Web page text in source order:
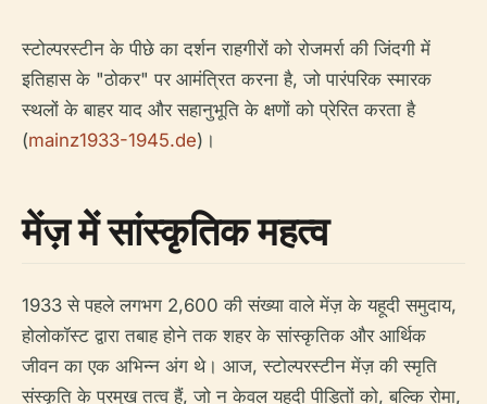
स्टोल्परस्टीन के पीछे का दर्शन राहगीरों को रोजमर्रा की जिंदगी में
इतिहास के "ठोकर" पर आमंत्रित करना है, जो पारंपरिक स्मारक
स्थलों के बाहर याद और सहानुभूति के क्षणों को प्रेरित करता है
(mainz1933-1945.de)।
मेंज़ में सांस्कृतिक महत्व
1933 से पहले लगभग 2,600 की संख्या वाले मेंज़ के यहूदी समुदाय,
होलोकॉस्ट द्वारा तबाह होने तक शहर के सांस्कृतिक और आर्थिक
जीवन का एक अभिन्न अंग थे। आज, स्टोल्परस्टीन मेंज़ की स्मृति
संस्कृति के प्रमुख तत्व हैं, जो न केवल यहूदी पीड़ितों को, बल्कि रोमा,